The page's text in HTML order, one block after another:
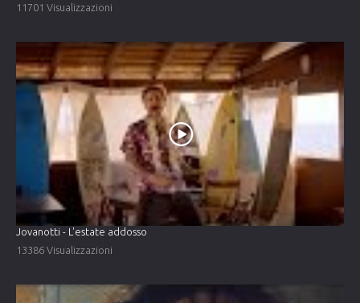
11701 Visualizzazioni
Jovanotti - L'estate addosso
13386 Visualizzazioni